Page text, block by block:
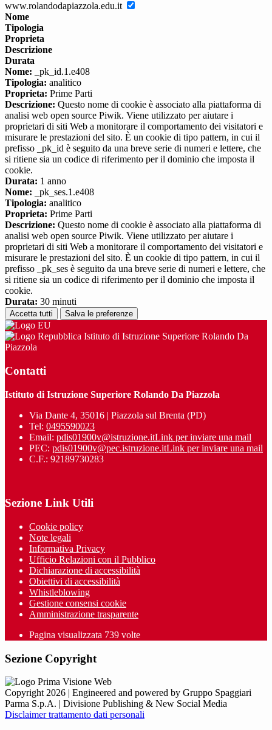
www.rolandodapiazzola.edu.it
Nome
Tipologia
Proprieta
Descrizione
Durata
Nome: _pk_id.1.e408
Tipologia: analitico
Proprieta: Prime Parti
Descrizione: Questo nome di cookie è associato alla piattaforma di
analisi web open source Piwik. Viene utilizzato per aiutare i
proprietari di siti Web a monitorare il comportamento dei visitatori e
misurare le prestazioni del sito. È un cookie di tipo pattern, in cui il
prefisso _pk_id è seguito da una breve serie di numeri e lettere, che
si ritiene sia un codice di riferimento per il dominio che imposta il
cookie.
Durata: 1 anno
Nome: _pk_ses.1.e408
Tipologia: analitico
Proprieta: Prime Parti
Descrizione: Questo nome di cookie è associato alla piattaforma di
analisi web open source Piwik. Viene utilizzato per aiutare i
proprietari di siti Web a monitorare il comportamento dei visitatori e
misurare le prestazioni del sito. È un cookie di tipo pattern, in cui il
prefisso _pk_ses è seguito da una breve serie di numeri e lettere, che
si ritiene sia un codice di riferimento per il dominio che imposta il
cookie.
Durata: 30 minuti
Accetta tutti Salva le preferenze
Istituto di Istruzione Superiore Rolando Da
Piazzola
Contatti
Istituto di Istruzione Superiore Rolando Da Piazzola
Via Dante 4, 35016 | Piazzola sul Brenta (PD)
Tel: 0495590023
Email: pdis01900v@istruzione.itLink per inviare una mail
PEC: pdis01900v@pec.istruzione.itLink per inviare una mail
C.F.: 92189730283
Sezione Link Utili
Cookie policy
Note legali
Informativa Privacy
Ufficio Relazioni con il Pubblico
Dichiarazione di accessibilità
Obiettivi di accessibilità
Whistleblowing
Gestione consensi cookie
Amministrazione trasparente
Pagina visualizzata 739 volte
Sezione Copyright
Copyright 2026 | Engineered and powered by Gruppo Spaggiari
Parma S.p.A. | Divisione Publishing & New Social Media
Disclaimer trattamento dati personali